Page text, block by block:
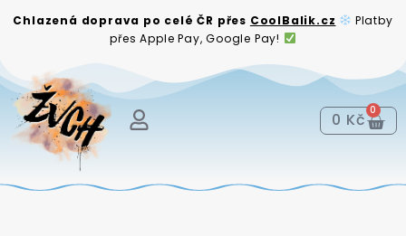
Chlazená doprava po celé ČR přes CoolBalik.cz
Platby
přes Apple Pay, Google Pay!
0 Kč 0